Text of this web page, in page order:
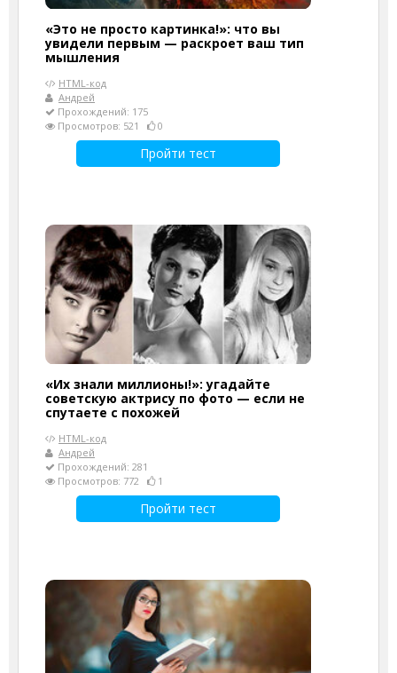
«Это не просто картинка!»: что вы
увидели первым — раскроет ваш тип
мышления
HTML-код
Андрей
Прохождений: 175
Просмотров: 521
0
Пройти тест
«Их знали миллионы!»: угадайте
советскую актрису по фото — если не
спутаете с похожей
HTML-код
Андрей
Прохождений: 281
Просмотров: 772
1
Пройти тест